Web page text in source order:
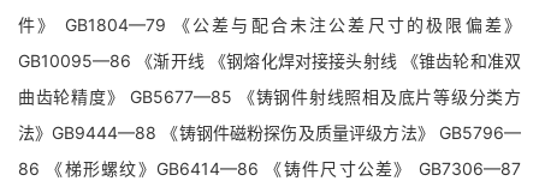
件》 GB1804—79 《公差与配合未注公差尺寸的极限偏差》
GB10095—86 《渐开线 《钢熔化焊对接接头射线 《锥齿轮和准双
曲齿轮精度》 GB5677—85 《铸钢件射线照相及底片等级分类方
法》GB9444—88 《铸钢件磁粉探伤及质量评级方法》 GB5796—
86 《梯形螺纹》GB6414—86 《铸件尺寸公差》 GB7306—87